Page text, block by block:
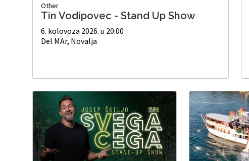
Other
Tin Vodipovec - Stand Up Show
6. kolovoza 2026. u 20:00
Del MAr, Novalja